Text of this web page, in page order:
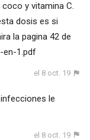
y vitamina C.
dosis es si
la pagina 42 de
en-1.pdf
el 8 oct. 19
le
el 8 oct. 19